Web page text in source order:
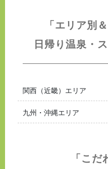
「エリア別
日帰り温泉・
関西（近畿）エリア
九州・沖縄エリア
「こ